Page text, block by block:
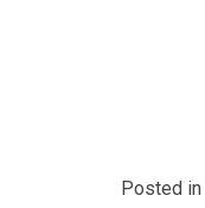
Posted in